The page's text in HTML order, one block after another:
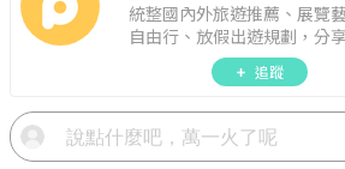
統整國內外旅遊推薦、展覽
自由行、放假出遊規劃，分
會聚餐、人氣甜點、速食手
驗、星座運勢、生活雜貨、
追蹤